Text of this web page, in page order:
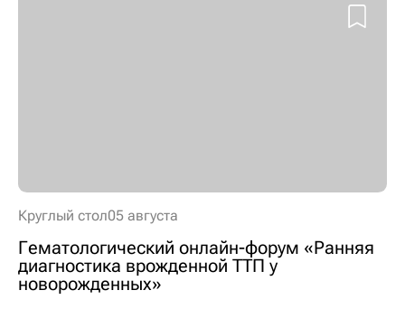
Круглый стол05 августа
Гематологический онлайн-форум «Ранняя
диагностика врожденной ТТП у
новорожденных»